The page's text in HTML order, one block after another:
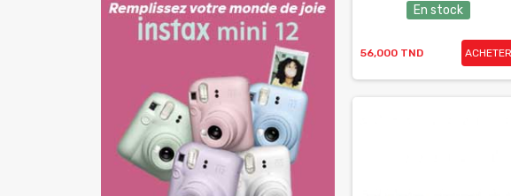
En stock
56,000 TND ACHETER